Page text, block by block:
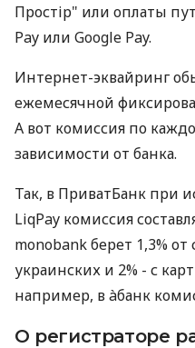
Простір" или оплаты
Pay или Google Pay.
Интернет-эквайринг
ежемесячной
А вот комиссия по
зависимости от банка.
Так, в ПриватБанк при
LiqPay комиссия
monobank берет 1,3%
украинских и 2% - с
например, в àбанк
О регистраторе